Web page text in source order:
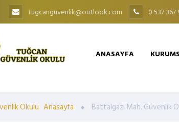
tugcanguvenlik@outlook.com 0 537 367
ANASAYFA
Okulu Anasayfa Battalgazi Mah. Güvenlik